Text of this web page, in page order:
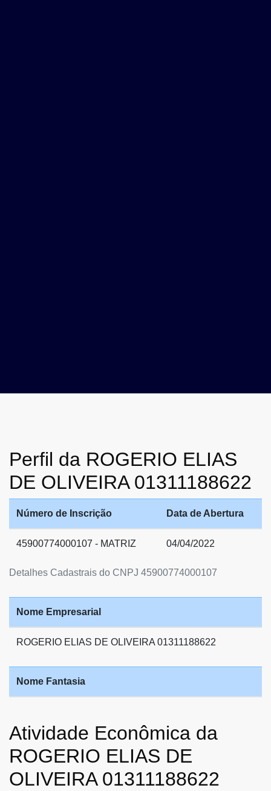
Perfil da ROGERIO ELIAS
DE OLIVEIRA 01311188622
Detalhes Cadastrais do CNPJ 45900774000107
Número de Inscrição Data de Abertura
45900774000107 - MATRIZ 04/04/2022
Nome Empresarial
ROGERIO ELIAS DE OLIVEIRA 01311188622
Nome Fantasia
Atividade Econômica da
ROGERIO ELIAS DE
OLIVEIRA 01311188622